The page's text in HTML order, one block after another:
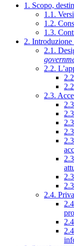
1. Scopo,
1.1.
1.2.
1.3.
2.
2.1.
2.2.
2.3.
2.4.